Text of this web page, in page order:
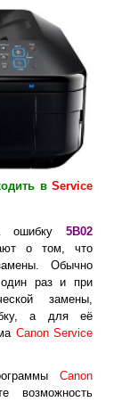
в Service
ошибку 5B02
о том, что
Обычно
один раз и при
замены,
а для её
Canon Service
Canon
возможность